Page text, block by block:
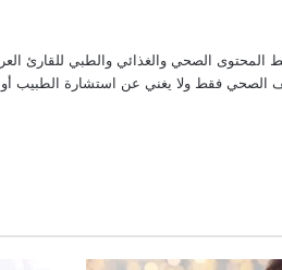
المحتوى الصحي والغذائي والطبي للقارئ
الصحي فقط ولا يغني عن استشارة الطبيب